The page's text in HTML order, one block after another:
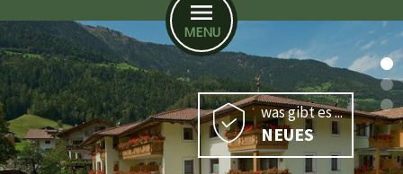
MENU
was gibt es ...
NEUES